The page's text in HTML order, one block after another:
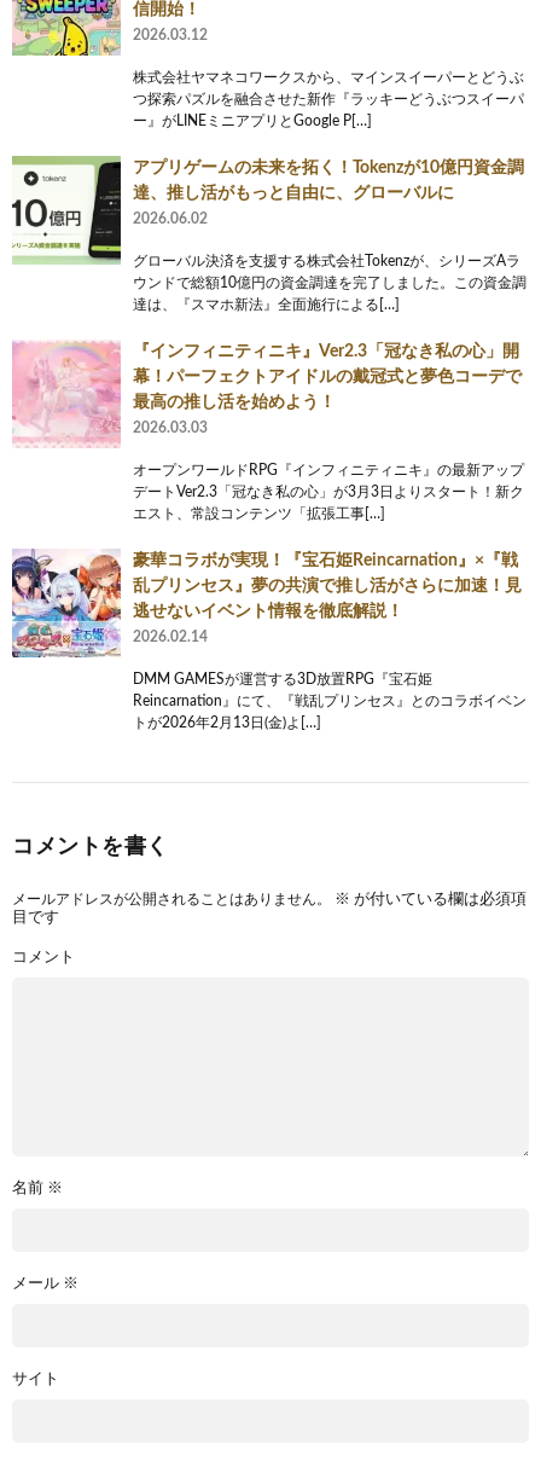
信開始！
2026.03.12
株式会社ヤマネコワークスから、マインスイーパーとどうぶ
つ探索パズルを融合させた新作『ラッキーどうぶつスイーパ
ー』がLINEミニアプリとGoogle P[…]
アプリゲームの未来を拓く！Tokenzが10億円資金調
達、推し活がもっと自由に、グローバルに
2026.06.02
グローバル決済を支援する株式会社Tokenzが、シリーズAラ
ウンドで総額10億円の資金調達を完了しました。この資金調
達は、『スマホ新法』全面施行による[…]
『インフィニティニキ』Ver2.3「冠なき私の心」開
幕！パーフェクトアイドルの戴冠式と夢色コーデで
最高の推し活を始めよう！
2026.03.03
オープンワールドRPG『インフィニティニキ』の最新アップ
デートVer2.3「冠なき私の心」が3月3日よりスタート！新ク
エスト、常設コンテンツ「拡張工事[…]
豪華コラボが実現！『宝石姫Reincarnation』×『戦
乱プリンセス』夢の共演で推し活がさらに加速！見
逃せないイベント情報を徹底解説！
2026.02.14
DMM GAMESが運営する3D放置RPG『宝石姫
Reincarnation』にて、『戦乱プリンセス』とのコラボイベン
トが2026年2月13日(金)よ[…]
コメントを書く
メールアドレスが公開されることはありません。 ※ が付いている欄は必須項
目です
コメント
名前 ※
メール ※
サイト